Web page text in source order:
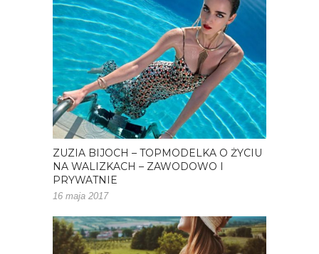
ZUZIA BIJOCH – TOPMODELKA O ŻYCIU
NA WALIZKACH – ZAWODOWO I
PRYWATNIE
16 maja 2017